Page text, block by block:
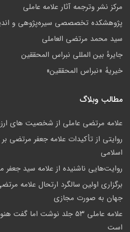
مركز نشر وترجمه آثار علامه عاملی
پژوهشكده تخصصصى سیره‌پژوهی و
سید محمد مرتضی العاملی
جايرهٔ بین المللی نبراس المحققین
خيريهٔ «نبراس المحققين»
مطالب وبلاگ
علامه مرتضي عاملي از شخصيت هاي
روایتی از تأکیدات علامه جعفر مرتضی
اسلامی
روایت‌هایی ناشنیده از علامه سید جعفر
برگزاری اولین سالگرد ارتحال علامه
جهان به صورت مجازی
علامه عاملی ۵۳ جلد نوشت
است